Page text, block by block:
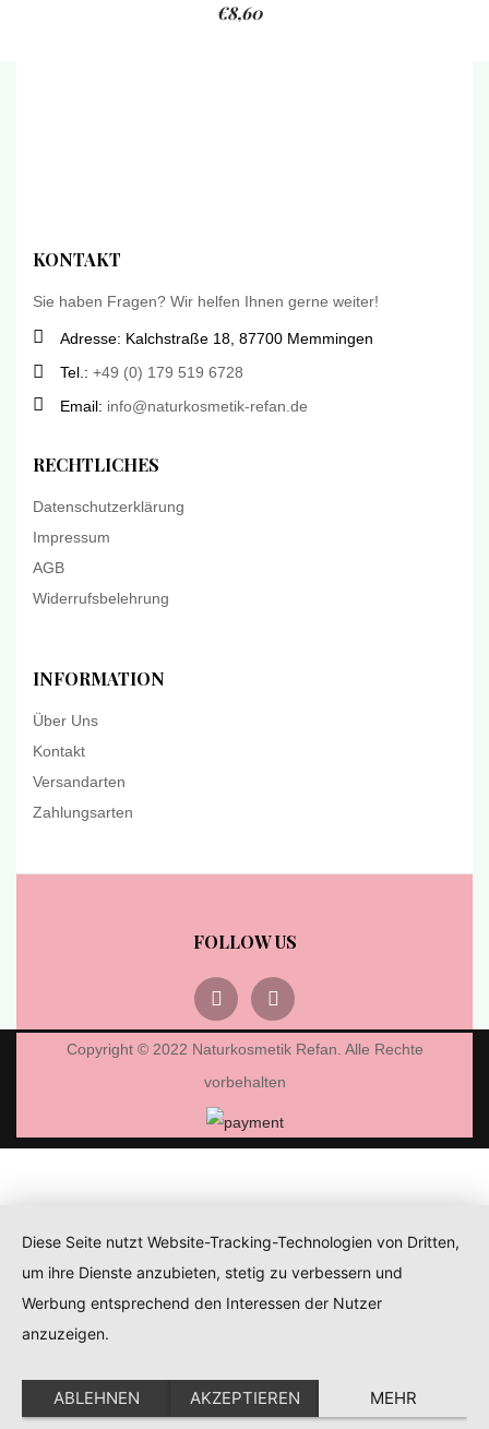
€8,60
KONTAKT
Sie haben Fragen? Wir helfen Ihnen gerne weiter!
Adresse: Kalchstraße 18, 87700 Memmingen
Tel.: +49 (0) 179 519 6728
Email: info@naturkosmetik-refan.de
RECHTLICHES
Datenschutzerklärung
Impressum
AGB
Widerrufsbelehrung
INFORMATION
Über Uns
Kontakt
Versandarten
Zahlungsarten
FOLLOW US
Copyright © 2022 Naturkosmetik Refan. Alle Rechte
vorbehalten
Diese Seite nutzt Website-Tracking-Technologien von Dritten,
um ihre Dienste anzubieten, stetig zu verbessern und
Werbung entsprechend den Interessen der Nutzer
anzuzeigen.
ABLEHNEN AKZEPTIEREN MEHR